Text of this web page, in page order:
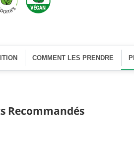
COMMENT LES PRENDRE
Recommandés